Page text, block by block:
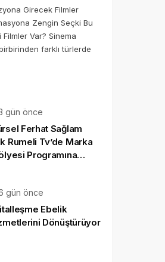
Girecek Filmler
Zengin Seçki Bu
Var? Sinema
farklı türlerde
gün önce
Ferhat Sağlam
Rumeli Tv’de Marka
Programına
gün önce
Ebelik
Dönüştürüyor